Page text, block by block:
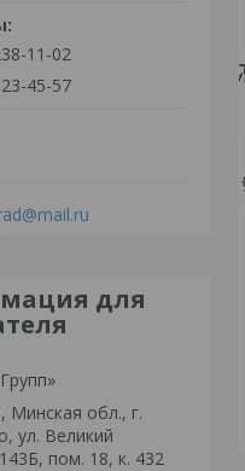
11-02
45-57
для
Минская обл., г.
ул. Великий
пом. 18, к. 432